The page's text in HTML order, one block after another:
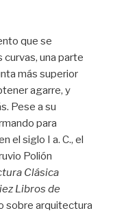
que se
curvas, una parte
más superior
agarre, y
Pese a su
para
el siglo I a. C., el
Polión
Clásica
Libros de
sobre arquitectura